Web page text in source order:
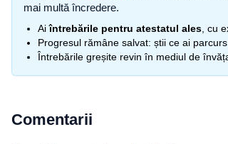
mai multă încredere.
Aiîntrebările pentru atestatul ales , cu
Progresul rămâne salvat: știi ce ai
Întrebările greșite revin în mediul de
Comentarii